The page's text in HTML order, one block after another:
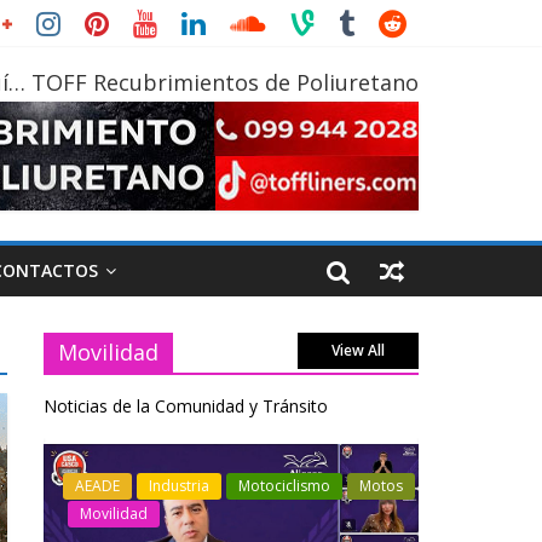
TOFF Recubrimientos de Poliuretano
Movilidad View All
Noticias de la Comunidad y Tránsito
Industria Movilidad
Transporte
Varios